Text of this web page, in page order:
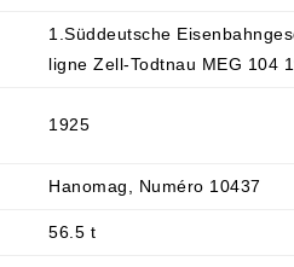
1.Süddeutsche
ligne Zell-Todtnau MEG 104
1925
Hanomag, Numéro 10437
56.5 t